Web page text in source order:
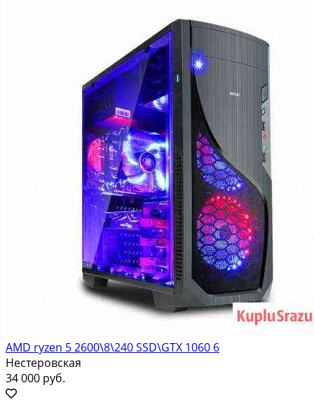
AMD ryzen 5 2600\8\240 SSD\GTX 1060 6
Нестеровская
34 000 руб.